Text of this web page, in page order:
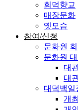
회덕향교
매장문화
옛모습
참여/신청
문화원 회
문화원
대
대
대덕백일
개